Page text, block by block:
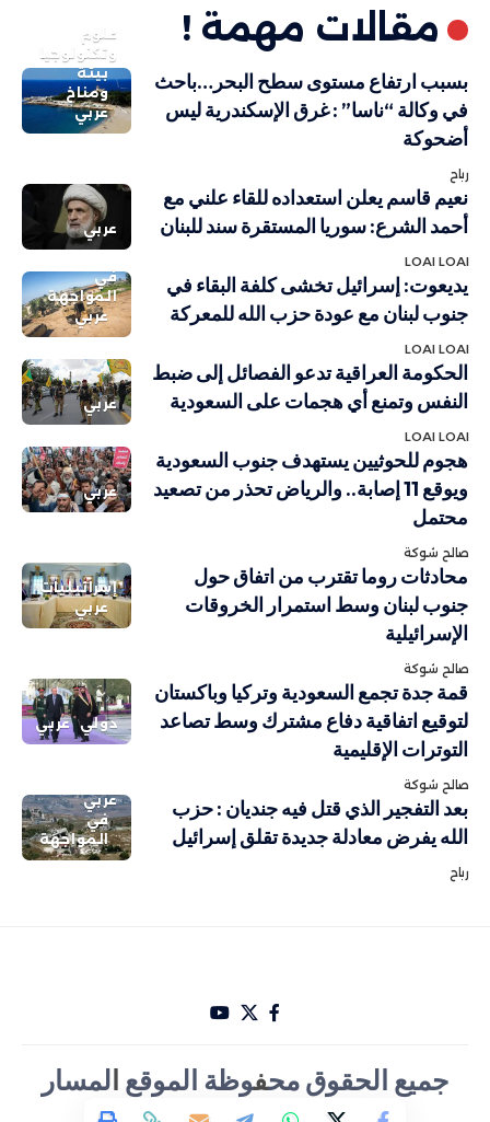
مقالات مهمة !
علوم
وتكنولوجيا
بيئة
ومناخ
عربي
بسبب ارتفاع مستوى سطح البحر…باحث
في وكالة “ناسا” : غرق الإسكندرية ليس
أضحوكة
رباح
عربي
نعيم قاسم يعلن استعداده للقاء علني مع
أحمد الشرع: سوريا المستقرة سند للبنان
LOAI LOAI
في
المواجهة
عربي
يديعوت: إسرائيل تخشى كلفة البقاء في
جنوب لبنان مع عودة حزب الله للمعركة
LOAI LOAI
عربي
الحكومة العراقية تدعو الفصائل إلى ضبط
النفس وتمنع أي هجمات على السعودية
LOAI LOAI
عربي
هجوم للحوثيين يستهدف جنوب السعودية
ويوقع 11 إصابة.. والرياض تحذر من تصعيد
محتمل
صالح شوكة
إسرائيليات
عربي
محادثات روما تقترب من اتفاق حول
جنوب لبنان وسط استمرار الخروقات
الإسرائيلية
صالح شوكة
دولي عربي
قمة جدة تجمع السعودية وتركيا وباكستان
لتوقيع اتفاقية دفاع مشترك وسط تصاعد
التوترات الإقليمية
صالح شوكة
عربي
في
المواجهة
بعد التفجير الذي قتل فيه جنديان : حزب
الله يفرض معادلة جديدة تقلق إسرائيل
رباح
جميع الحقوق محفوظة الموقع المسار